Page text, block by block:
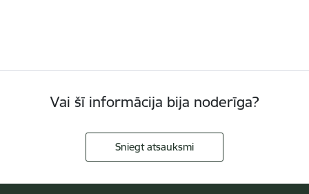
Vai šī informācija bija noderīga?
Sniegt atsauksmi